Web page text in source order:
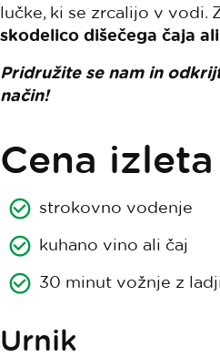
lučke, ki se zrcalijo v vodi.
skodelico dišečega čaja
Pridružite se nam in
način!
Cena
strokovno vodenje
kuhano vino ali čaj
30 minut vožnje z
Urnik